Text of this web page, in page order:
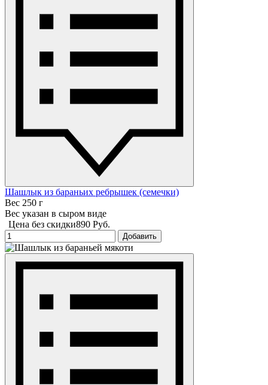
Шашлык из бараньих ребрышек (семечки)
Вес 250 г
Вес указан в сыром виде
Цена без скидки890 Руб.
Добавить